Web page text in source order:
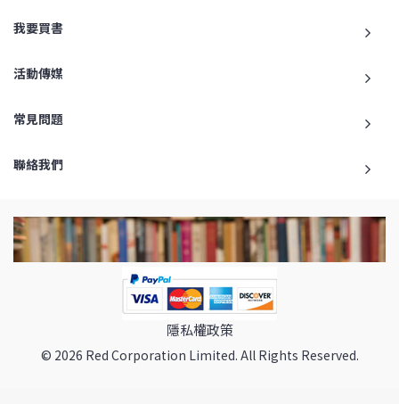
我要買書
活動傳媒
常見問題
聯絡我們
隱私權政策
© 2026 Red Corporation Limited. All Rights Reserved.